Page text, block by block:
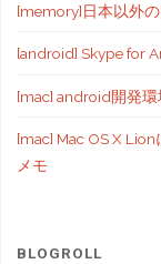
[memory]日本以外
[android] Skype for
[mac] android開発
[mac] Mac OS X
メモ
BLOGROLL